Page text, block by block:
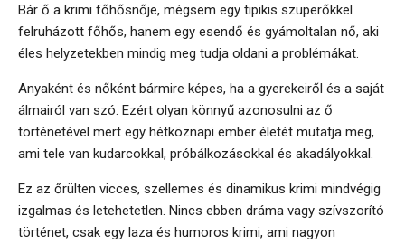
Bár ő a krimi főhősnője, mégsem egy tipikis szuperőkkel
felruházott főhős, hanem egy esendő és gyámoltalan nő, aki
éles helyzetekben mindig meg tudja oldani a problémákat.
Anyaként és nőként bármire képes, ha a gyerekeiről és a saját
álmairól van szó. Ezért olyan könnyű azonosulni az ő
történetével mert egy hétköznapi ember életét mutatja meg,
ami tele van kudarcokkal, próbálkozásokkal és akadályokkal.
Ez az őrülten vicces, szellemes és dinamikus krimi mindvégig
izgalmas és letehetetlen. Nincs ebben dráma vagy szívszorító
történet, csak egy laza és humoros krimi, ami nagyon